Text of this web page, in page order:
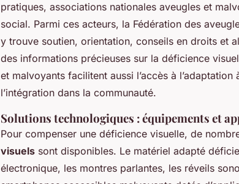
pratiques, associations nationales aveugles et
social. Parmi ces acteurs, la Fédération des
y trouve soutien, orientation, conseils en droits et
des informations précieuses sur la déficience
et malvoyants facilitent aussi l’accès à
l’intégration dans la communauté.
Solutions technologiques : équipements et
Pour compenser une déficience visuelle, de
visuels sont disponibles. Le matériel adapté
électronique, les montres parlantes, les réveils